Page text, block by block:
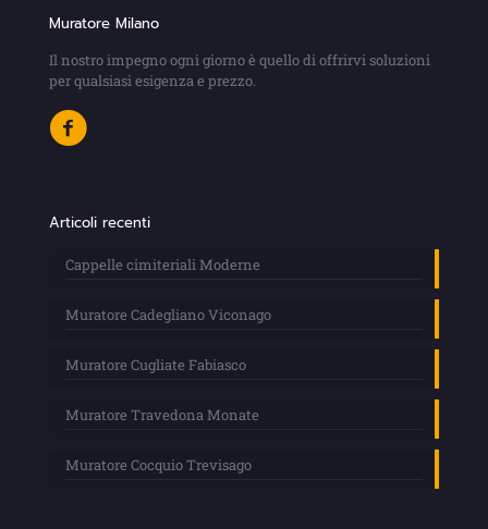
Muratore Milano
Il nostro impegno ogni giorno è quello di offrirvi soluzioni
per qualsiasi esigenza e prezzo.
Articoli recenti
Cappelle cimiteriali Moderne
Muratore Cadegliano Viconago
Muratore Cugliate Fabiasco
Muratore Travedona Monate
Muratore Cocquio Trevisago